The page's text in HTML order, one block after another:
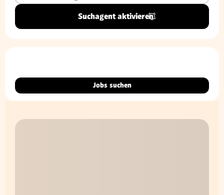
Suchagent aktivieren
Jobs suchen